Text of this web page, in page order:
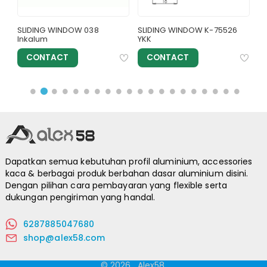
SLIDING WINDOW 038
Inkalum
CONTACT
SLIDING WINDOW K-75526
YKK
CONTACT
Dapatkan semua kebutuhan profil aluminium, accessories
kaca & berbagai produk berbahan dasar aluminium disini.
Dengan pilihan cara pembayaran yang flexible serta
dukungan pengiriman yang handal.
6287885047680
shop@alex58.com